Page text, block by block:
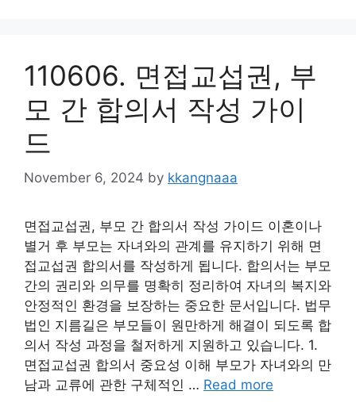
110606. 면접교섭권, 부
모 간 합의서 작성 가이
드
November 6, 2024 by kkangnaaa
면접교섭권, 부모 간 합의서 작성 가이드 이혼이나
별거 후 부모는 자녀와의 관계를 유지하기 위해 면
접교섭권 합의서를 작성하게 됩니다. 합의서는 부모
간의 권리와 의무를 명확히 정리하여 자녀의 복지와
안정적인 환경을 보장하는 중요한 문서입니다. 법무
법인 지름길은 부모들이 원만하게 해결이 되도록 합
의서 작성 과정을 철저하게 지원하고 있습니다. 1.
면접교섭권 합의서 중요성 이해 부모가 자녀와의 만
남과 교류에 관한 구체적인 … Read more